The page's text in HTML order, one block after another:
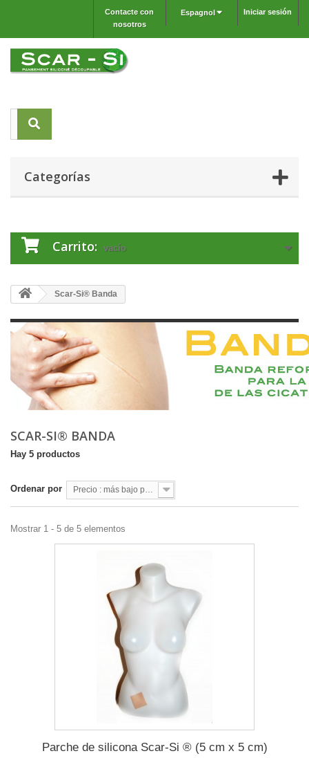
Iniciar sesión
Espagnol
Contacte con
nosotros
Categorías
Carrito: vacío
Scar-Si® Banda
SCAR-SI® BANDA
Hay 5 productos
Ordenar por Precio : más bajo primero
Mostrar 1 - 5 de 5 elementos
Parche de silicona Scar-Si ® (5 cm x 5 cm)